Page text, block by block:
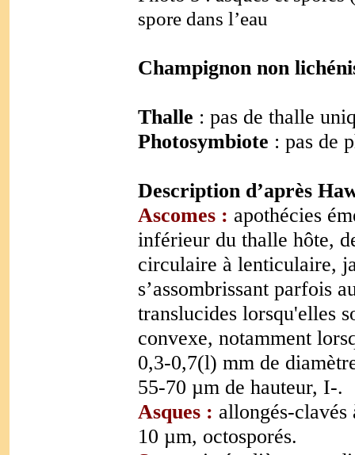
spore dans l’eau
Champignon non
Thalle : pas de thalle
Photosymbiote : pas de
Description d’après
Ascomes : apothécies
inférieur du thalle hôte,
circulaire à lenticulaire,
s’assombrissant parfois
translucides lorsqu'elles
convexe, notamment
0,3-0,7(l) mm de
55-70 µm de hauteur, I-.
Asques : allongés-
10 µm, octosporés.